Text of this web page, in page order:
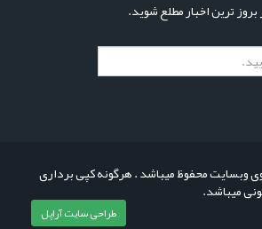
ترین اخبار مطلع شوید.
وبسایت محفوظ میباشد . هرگونه کپی برداری
میباشد.
طراحی سایت آراپل